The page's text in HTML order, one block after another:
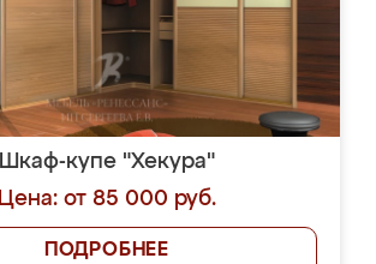
Шкаф-купе "Хекура"
Цена: от 85 000 руб.
ПОДРОБНЕЕ